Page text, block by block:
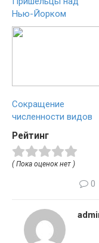
Нью-Йорком
Сокращение
численности видов
Рейтинг
( Пока оценок нет )
0